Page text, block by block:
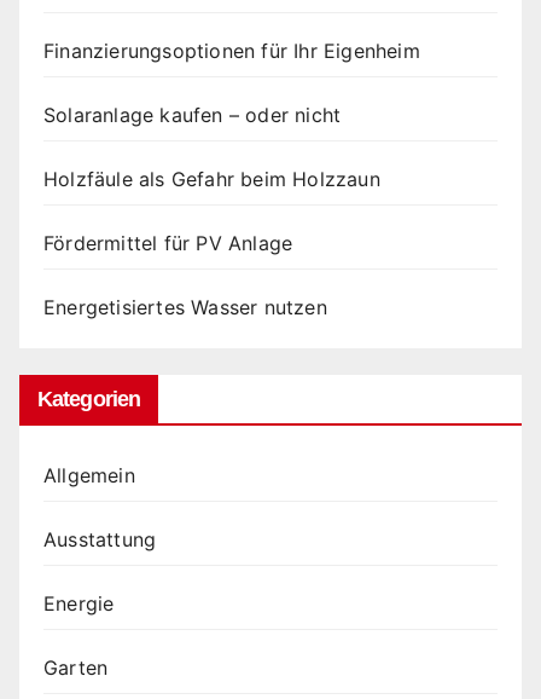
Finanzierungsoptionen für Ihr Eigenheim
Solaranlage kaufen – oder nicht
Holzfäule als Gefahr beim Holzzaun
Fördermittel für PV Anlage
Energetisiertes Wasser nutzen
Kategorien
Allgemein
Ausstattung
Energie
Garten